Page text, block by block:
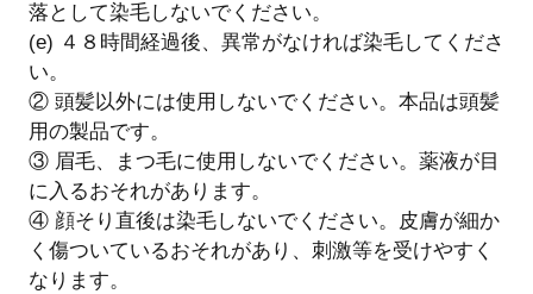
落として染毛しないでください。
(e) ４８時間経過後、異常がなければ染毛してくださ
い。
② 頭髪以外には使用しないでください。本品は頭髪
用の製品です。
③ 眉毛、まつ毛に使用しないでください。薬液が目
に入るおそれがあります。
④ 顔そり直後は染毛しないでください。皮膚が細か
く傷ついているおそれがあり、刺激等を受けやすく
なります。